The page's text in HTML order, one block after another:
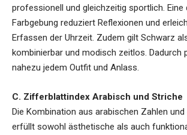
professionell und gleichzeitig sportlich. Eine
Farbgebung reduziert Reflexionen und
Erfassen der Uhrzeit. Zudem gilt Schwarz
kombinierbar und modisch zeitlos. Dadurch
nahezu jedem Outfit und Anlass.
C. Zifferblattindex Arabisch und Striche
Die Kombination aus arabischen Zahlen
erfüllt sowohl ästhetische als auch